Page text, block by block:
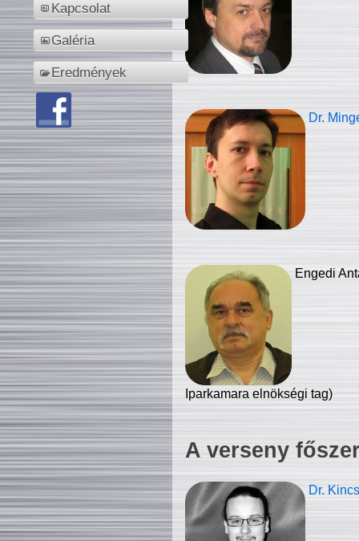
Kapcsolat
Galéria
Eredmények
Dr.
Engedi
Iparkamara elnökségi tag)
A verseny
Dr.